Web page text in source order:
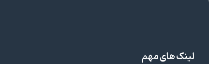
لینک های مهم